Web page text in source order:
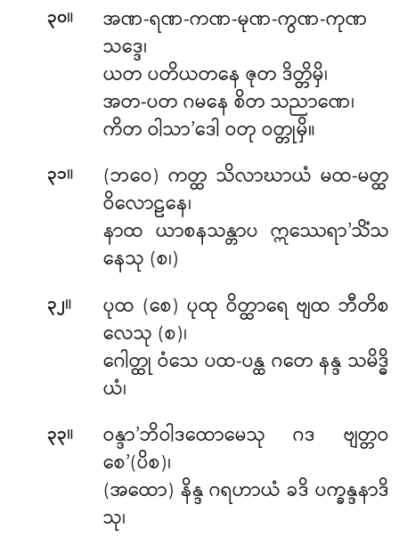
၃၀။
အဏ-ရဏ-ကဏ-မုဏ-ကွဏ-ကုဏ
သဒ္ဒေ၊
ယတ ပတိယတနေ ဇုတ ဒိတ္တိမှိ၊
အတ-ပတ ဂမနေ စိတ သညာဏေ၊
ကိတ ဝါသာ’ဒေါ ဝတု ဝတ္တုမှိ။
၃၁။
(ဘဝေ) ကတ္ထ သိလာဃာယံ မထ-မတ္ထ
ဝိလောဠနေ၊
နာထ ယာစနသန္တာပ ဣဿေရာ’သိံသ
နေသု (စ၊)
၃၂။
ပုထ (စေ) ပုထု ဝိတ္ထာရေ ဗျထ ဘီတိစ
လေသု (စ)၊
ဂေါတ္ထု ဝံသေ ပထ-ပန္ထ ဂတေ နန္ဒ သမိဒ္ဓိ
ယံ၊
၃၃။
ဝန္ဒာ’ဘိဝါဒထောမေသု ဂဒ ဗျတ္တဝ
စေ’(ပိစ)၊
(အထော) နိန္ဒ ဂရဟာယံ ခဒိ ပက္ခန္ဒနာဒိ
သု၊